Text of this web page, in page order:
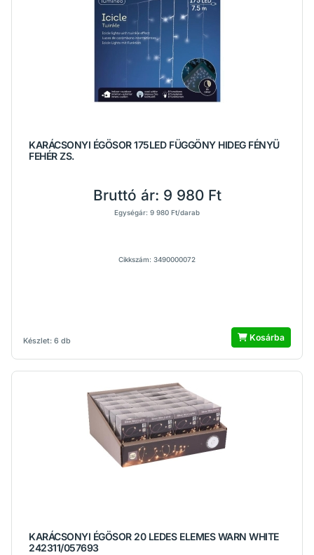
KARÁCSONYI ÉGÖSOR 175LED FÜGGÖNY HIDEG FÉNYÜ
FEHÉR ZS.
Készlet: 6 db
Bruttó ár: 9 980 Ft
Egységár: 9 980 Ft/darab
Cikkszám: 3490000072
Kosárba
KARÁCSONYI ÉGÖSOR 20 LEDES ELEMES WARN WHITE
242311/057693